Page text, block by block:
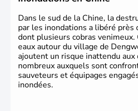
gardistes, la Chine a été la
de l'imprimerie à caractères
la poudre à canon.
Dans le sud de la Chine, la
par les inondations a libéré près
dont plusieurs cobras venimeux.
eaux autour du village de
ajoutent un risque inattendu aux
nombreux auxquels sont
sauveteurs et équipages
inondées.